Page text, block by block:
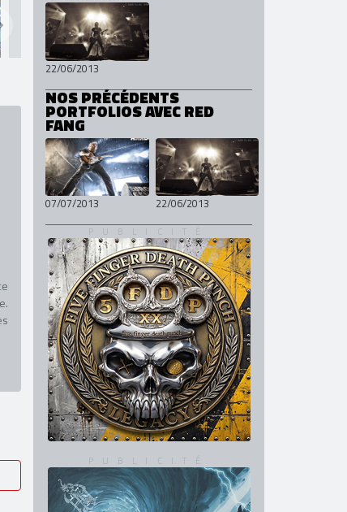
NOS PRÉCÉDENTS
PORTFOLIOS AVEC
CONVERGE
22/06/2013
NOS PRÉCÉDENTS
PORTFOLIOS AVEC RED
FANG
07/07/2013 22/06/2013